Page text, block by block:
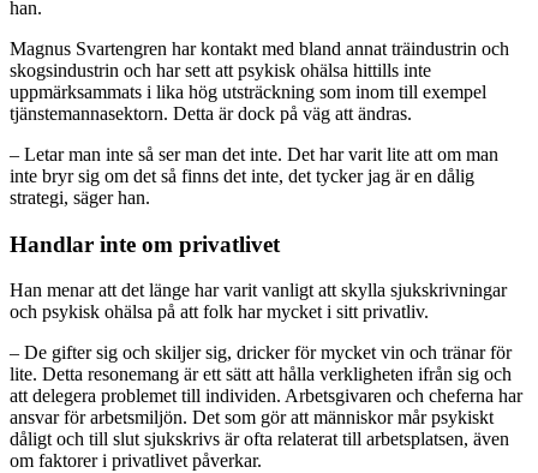
han.
Magnus Svartengren har kontakt med bland annat träindustrin och
skogsindustrin och har sett att psykisk ohälsa hittills inte
uppmärksammats i lika hög utsträckning som inom till exempel
tjänstemannasektorn. Detta är dock på väg att ändras.
– Letar man inte så ser man det inte. Det har varit lite att om man
inte bryr sig om det så finns det inte, det tycker jag är en dålig
strategi, säger han.
Handlar inte om privatlivet
Han menar att det länge har varit vanligt att skylla sjukskrivningar
och psykisk ohälsa på att folk har mycket i sitt privatliv.
– De gifter sig och skiljer sig, dricker för mycket vin och tränar för
lite. Detta resonemang är ett sätt att hålla verkligheten ifrån sig och
att delegera problemet till individen. Arbetsgivaren och cheferna har
ansvar för arbetsmiljön. Det som gör att människor mår psykiskt
dåligt och till slut sjukskrivs är ofta relaterat till arbetsplatsen, även
om faktorer i privatlivet påverkar.